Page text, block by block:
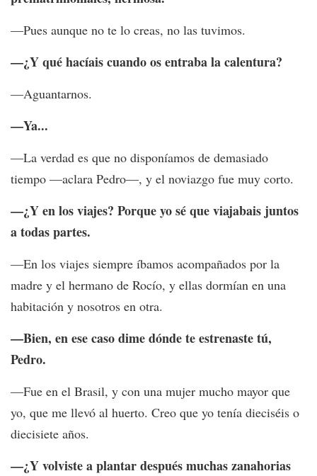
—Pues aunque no te lo creas, no las tuvimos.
—¿Y qué hacíais cuando os entraba la calentura?
—Aguantarnos.
—Ya...
—La verdad es que no disponíamos de demasiado
tiempo —aclara Pedro—, y el noviazgo fue muy corto.
—¿Y en los viajes? Porque yo sé que viajabais juntos
a todas partes.
—En los viajes siempre íbamos acompañados por la
madre y el hermano de Rocío, y ellas dormían en una
habitación y nosotros en otra.
—Bien, en ese caso dime dónde te estrenaste tú,
Pedro.
—Fue en el Brasil, y con una mujer mucho mayor que
yo, que me llevó al huerto. Creo que yo tenía dieciséis o
diecisiete años.
—¿Y volviste a plantar después muchas zanahorias